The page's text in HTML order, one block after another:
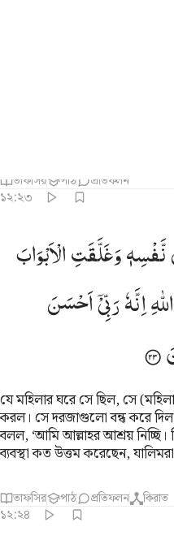
نجزي المحسنين ٢٢
وَكَذَٰلِكَ نَجْزِى
যখন সে তার পরিপূর্ণ যৌবনে
করলাম, আমি সৎকর্মশীলদেরকে
তাফসির পাঠ প্রতিফলন
১২:২৩
الابواب وقالت هيت لك قال
وَغَلَّقَتِ ٱلْأَبْوَٰبَنَّفْسِهٖوَغَلَّقَتِالْاَبْوَابَ
اللّٰهِاِنَّهٗرَبِّیْۤاَحْسَنَ
যে মহিলার ঘরে সে ছিল, সে
করল। সে দরজাগুলো বন্ধ করে
বলল, ‘আমি আল্লাহর আশ্রয়
ব্যবস্থা কত উত্তম করেছেন,
তাফসির পাঠ প্রতিফলন কিরাত
১২:২৪